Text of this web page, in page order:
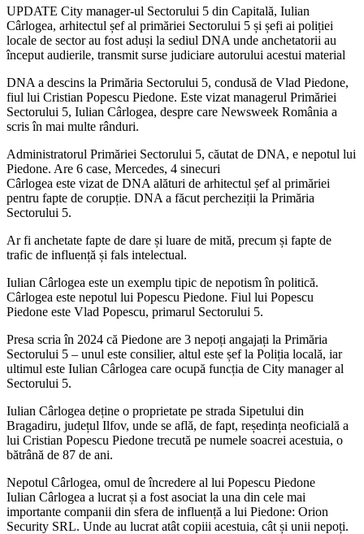
UPDATE City manager-ul Sectorului 5 din Capitală, Iulian
Cârlogea, arhitectul șef al primăriei Sectorului 5 și șefi ai poliției
locale de sector au fost aduși la sediul DNA unde anchetatorii au
început audierile, transmit surse judiciare autorului acestui material
DNA a descins la Primăria Sectorului 5, condusă de Vlad Piedone,
fiul lui Cristian Popescu Piedone. Este vizat managerul Primăriei
Sectorului 5, Iulian Cârlogea, despre care Newsweek România a
scris în mai multe rânduri.
Administratorul Primăriei Sectorului 5, căutat de DNA, e nepotul lui
Piedone. Are 6 case, Mercedes, 4 sinecuri
Cârlogea este vizat de DNA alături de arhitectul șef al primăriei
pentru fapte de corupție. DNA a făcut percheziții la Primăria
Sectorului 5.
Ar fi anchetate fapte de dare și luare de mită, precum și fapte de
trafic de influență și fals intelectual.
Iulian Cârlogea este un exemplu tipic de nepotism în politică.
Cârlogea este nepotul lui Popescu Piedone. Fiul lui Popescu
Piedone este Vlad Popescu, primarul Sectorului 5.
Presa scria în 2024 că Piedone are 3 nepoți angajați la Primăria
Sectorului 5 – unul este consilier, altul este șef la Poliția locală, iar
ultimul este Iulian Cârlogea care ocupă funcția de City manager al
Sectorului 5.
Iulian Cârlogea deține o proprietate pe strada Sipetului din
Bragadiru, județul Ilfov, unde se află, de fapt, reședința neoficială a
lui Cristian Popescu Piedone trecută pe numele soacrei acestuia, o
bătrână de 87 de ani.
Nepotul Cârlogea, omul de încredere al lui Popescu Piedone
Iulian Cârlogea a lucrat și a fost asociat la una din cele mai
importante companii din sfera de influență a lui Piedone: Orion
Security SRL. Unde au lucrat atât copiii acestuia, cât și unii nepoți.